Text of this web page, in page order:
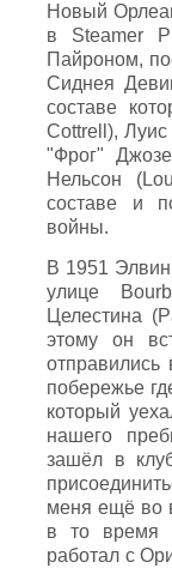
Новый
в Steamer
Пайроном,
Сиднея
составе
Cottrell),
"Фрог"
Нельсон
составе и
войны.
В 1951
улице
Целестина
этому он
побережье
который
нашего
зашёл в
меня ещё во
в то время
работал с